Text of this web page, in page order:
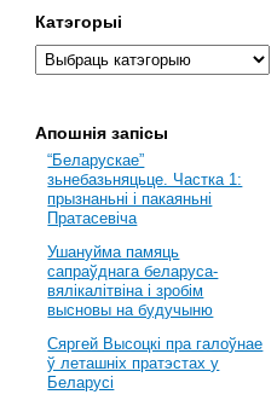
Катэгорыі
Апошнія запісы
“Беларускае”
зьнебазьняцьце. Частка 1:
прызнаньні і пакаяньні
Пратасевіча
Ушануйма памяць
сапраўднага беларуса-
вялікалітвіна і зробім
высновы на будучыню
Сяргей Высоцкі пра галоўнае
ў леташніх пратэстах у
Беларусі